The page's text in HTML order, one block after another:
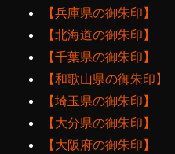
【兵庫県の御朱印】
【北海道の御朱印】
【千葉県の御朱印】
【和歌山県の御朱印】
【埼玉県の御朱印】
【大分県の御朱印】
【大阪府の御朱印】